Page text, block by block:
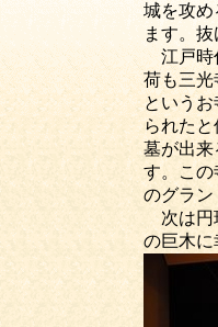
城を攻め
ます。
江戸時
荷も三光
という
られたと
墓が出来
す。この
のグラン
次は円
の巨木に